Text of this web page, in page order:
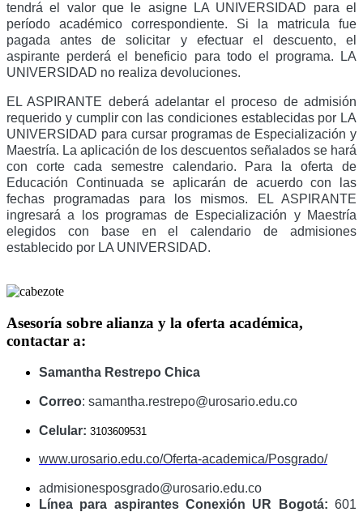
tendrá el valor que le asigne LA UNIVERSIDAD para el
período académico correspondiente. Si la matricula fue
pagada antes de solicitar y efectuar el descuento, el
aspirante perderá el beneficio para todo el programa. LA
UNIVERSIDAD no realiza devoluciones.
EL ASPIRANTE deberá adelantar el proceso de admisión
requerido y cumplir con las condiciones establecidas por LA
UNIVERSIDAD para cursar programas de Especialización y
Maestría. La aplicación de los descuentos señalados se hará
con corte cada semestre calendario. Para la oferta de
Educación Continuada se aplicarán de acuerdo con las
fechas programadas para los mismos. EL ASPIRANTE
ingresará a los programas de Especialización y Maestría
elegidos con base en el calendario de admisiones
establecido por LA UNIVERSIDAD.
Asesoría sobre alianza y la oferta académica,
contactar a:
Samantha Restrepo Chica
Correo: samantha.restrepo@urosario.edu.co
Celular: 3103609531
www.urosario.edu.co/Oferta-academica/Posgrado/
admisionesposgrado@urosario.edu.co
Línea para aspirantes Conexión UR Bogotá: 601